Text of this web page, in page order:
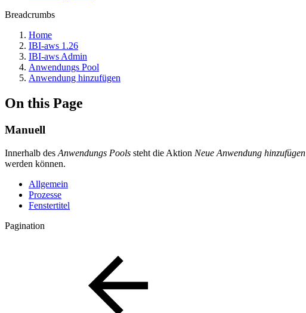
Breadcrumbs
Home
IBI-aws 1.26
IBI-aws Admin
Anwendungs Pool
Anwendung hinzufügen
On this Page
Manuell
Innerhalb des Anwendungs Pools steht die Aktion Neue Anwendung hinzufügen
werden können.
Allgemein
Prozesse
Fenstertitel
Pagination